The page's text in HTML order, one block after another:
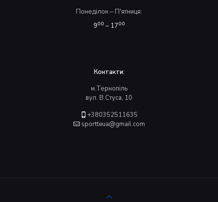
Понеділок – П'ятниця:
900 – 1700
Контакти:
м.Тернопіль
вул. В.Стуса, 10
+380352511635
sportteua@gmail.com